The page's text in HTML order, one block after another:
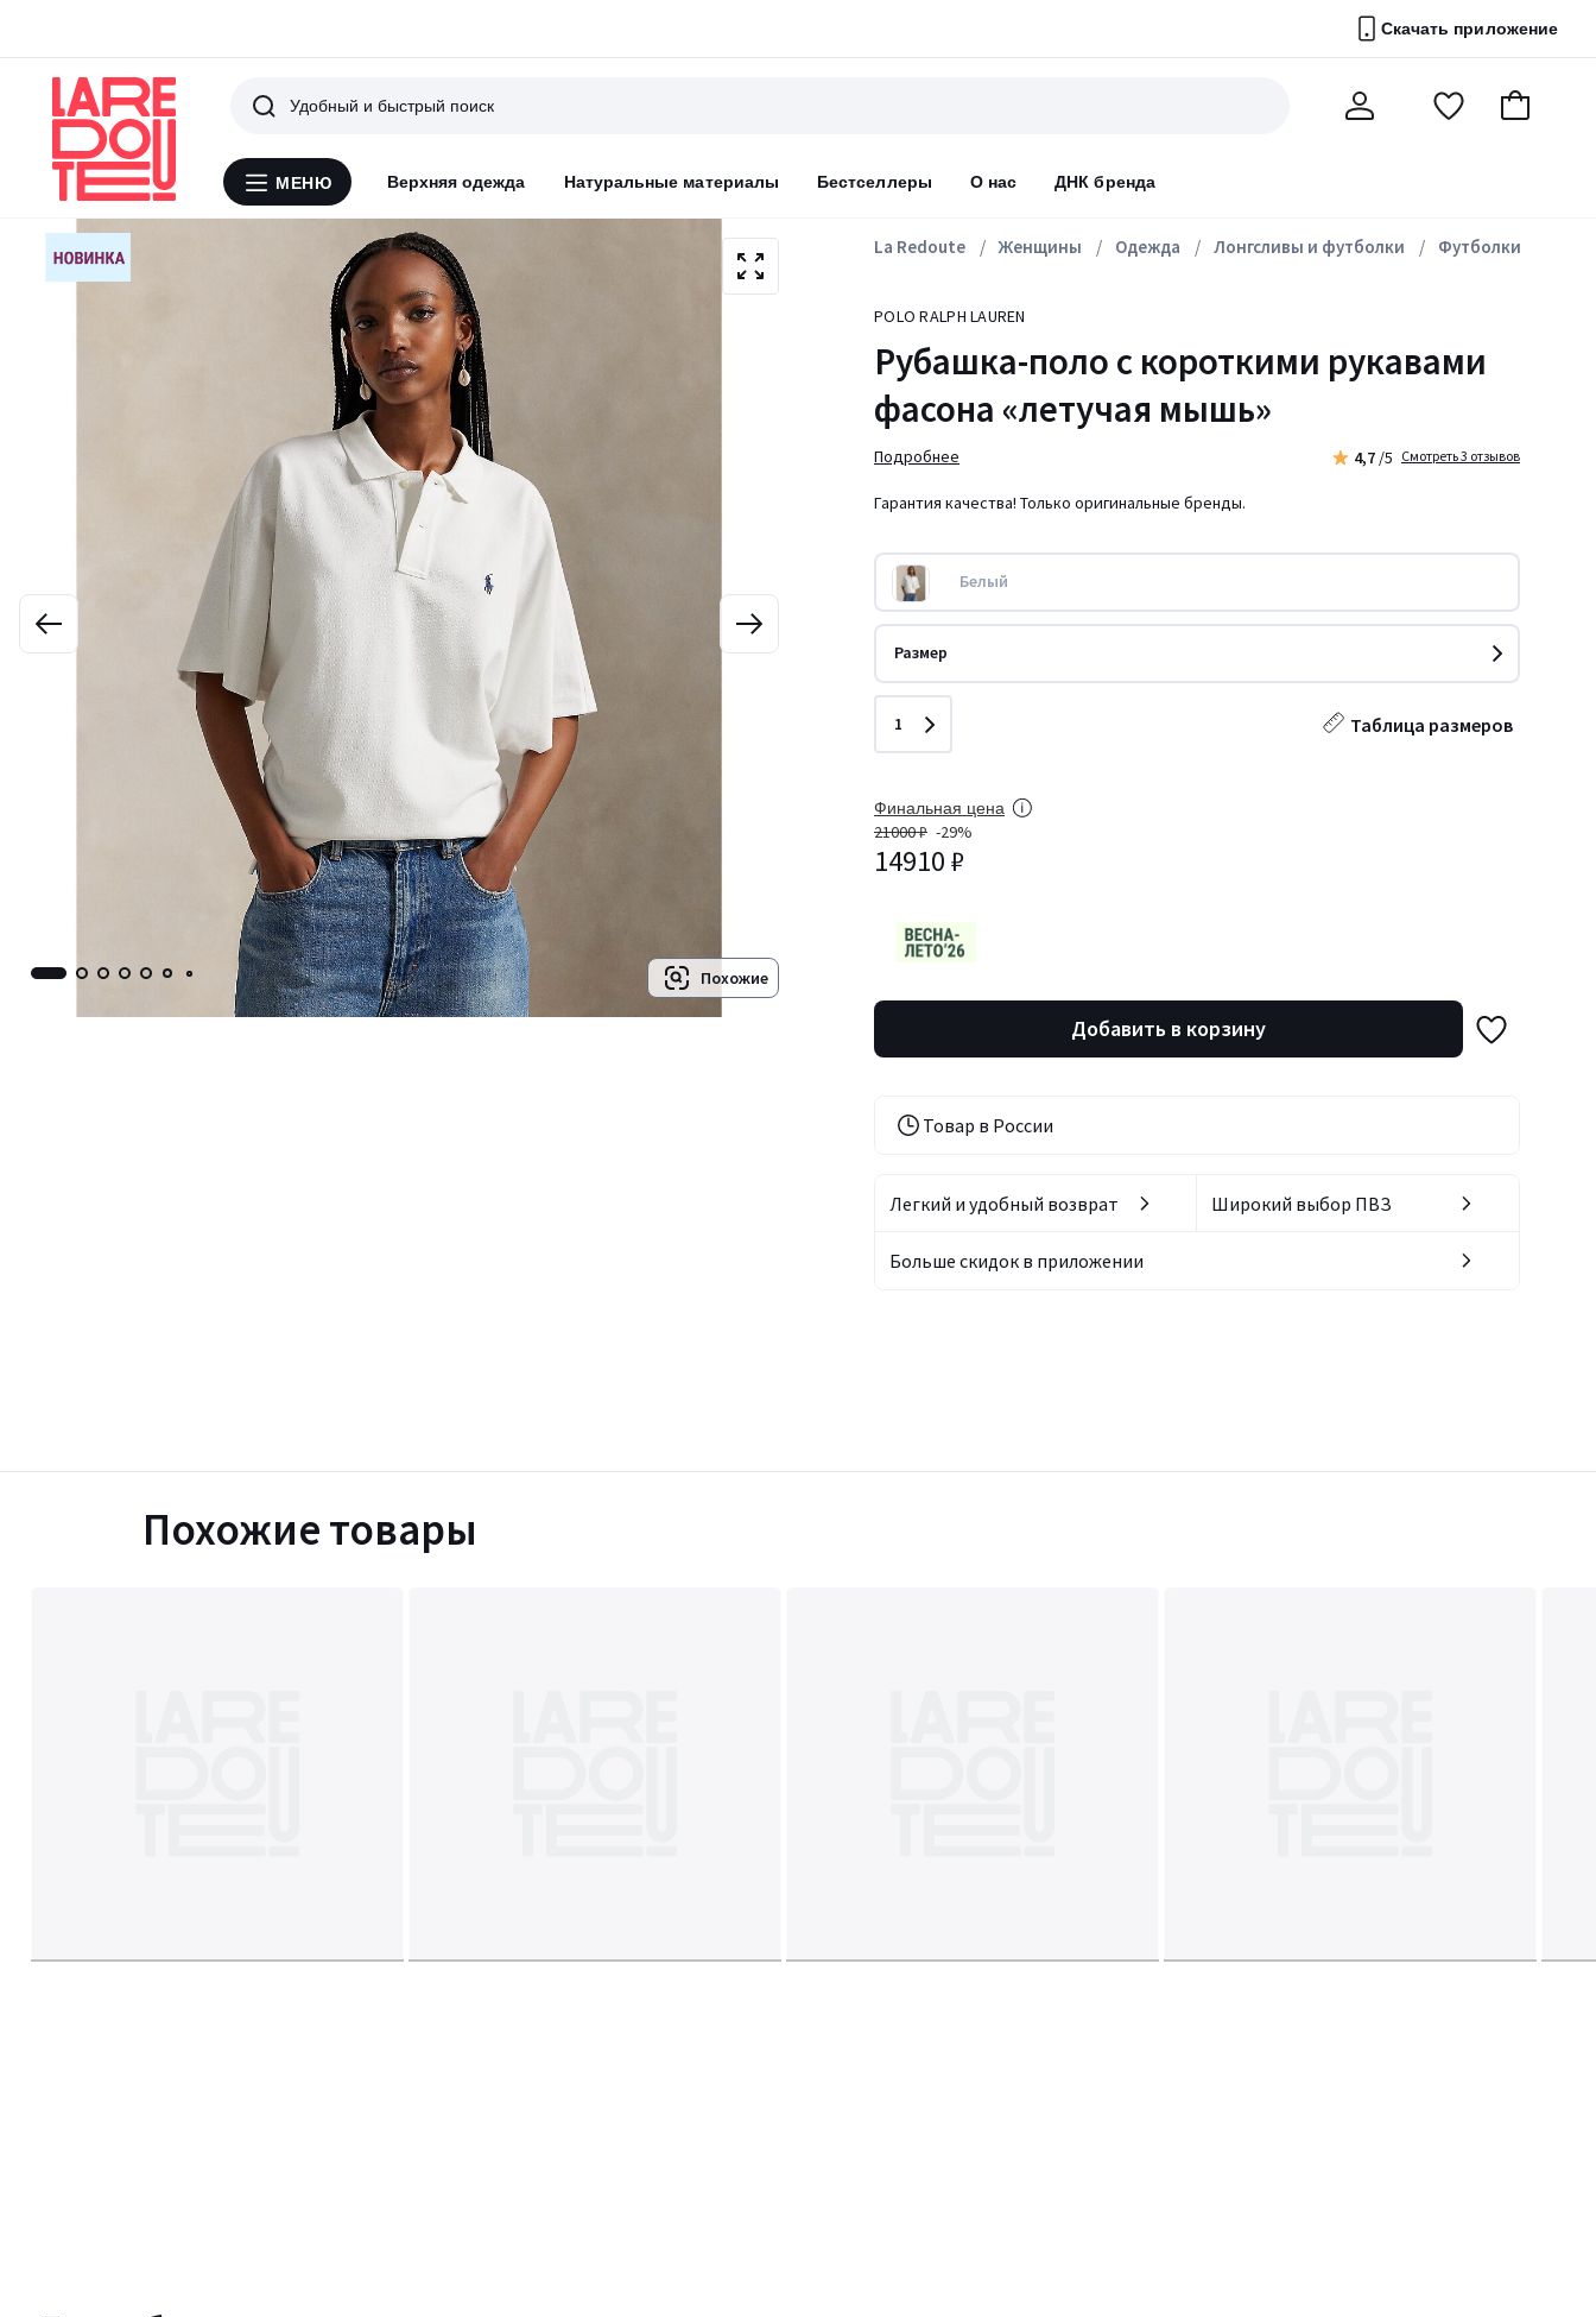
Скачать приложение
Redoute
Меню
МЕНЮ Верхняя одежда Натуральные материалы Бестселлеры О нас ДНК бренда
Поиск
ПерейтиВ
Похожие
La Redoute Женщины Одежда Лонгсливы и футболки Футболки
POLO RALPH LAUREN
Рубашка-поло с короткими рукавами
фасона «летучая мышь»
Подробнее 4,7 /5 Смотреть 3 отзывов
Гарантия качества! Только оригинальные бренды.
Белый
Размер
Таблица размеров
Количество
1
Финальная цена
21000 ₽ -29%
14910 ₽
Добавить в корзину
Товар в России
Легкий и удобный возврат Широкий выбор ПВЗ
Больше скидок в приложении
Похожие товары